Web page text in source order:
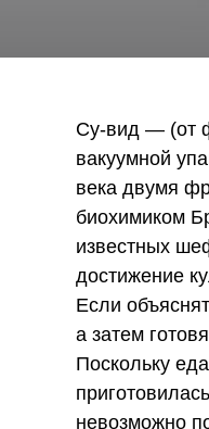
Су-вид — (от
вакуумной
века двумя
биохимиком
известных
достижение
Если
а затем
Поскольку
невозможно